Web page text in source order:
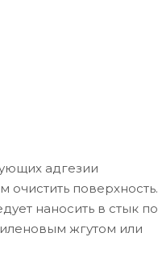
адгезии
очистить поверхность.
наносить в стык по
жгутом или